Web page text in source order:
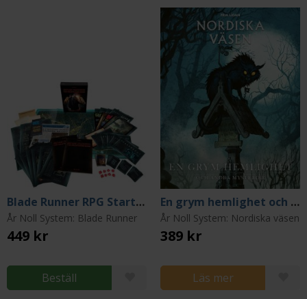
Blade Runner RPG Starter Set
År Noll System: Blade Runner
449 kr
Beställ
En grym hemlighet och andra mysterier
År Noll System: Nordiska väsen
389 kr
Läs mer